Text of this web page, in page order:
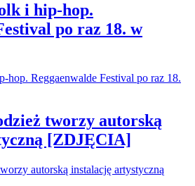
i hip-hop.
po raz 18. w
tworzy autorską
[ZDJĘCIA]